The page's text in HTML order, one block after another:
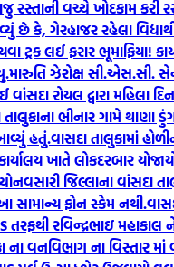
વચ્ચે ખોદકામ કરી
છે કે, ગેરહાજર રહેલા
લઈ ફરાર ભૂમાફિયા!
ઝેરોક્ષ સી.એસ.સી.
રોયલ દ્વારા મહિલા
તાલુકાના ભીનાર ગામે થાણા
હતું.વાસદા તાલુકામાં
ખાતે લોકદરબાર
નવસારી જિલ્લાના વાંસદા
સામાન્ય ફોન સ્કેમ નથી.
તરફથી રવિન્દ્રભાઇ
ના વનવિભાગ ના વિસ્તાર